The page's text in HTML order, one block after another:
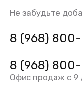
Не забудьте
8 (968)
8 (968)
Офис продаж с 9